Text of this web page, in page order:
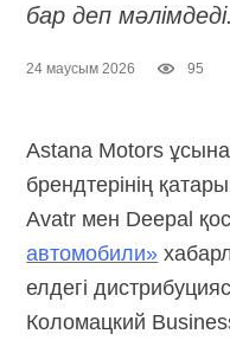
бар деп мәлімдеді.
24 маусым 2026 95
Astana Motors
брендтерінің
Avatr мен Deepal
автомобили»
елдегі
Коломацкий